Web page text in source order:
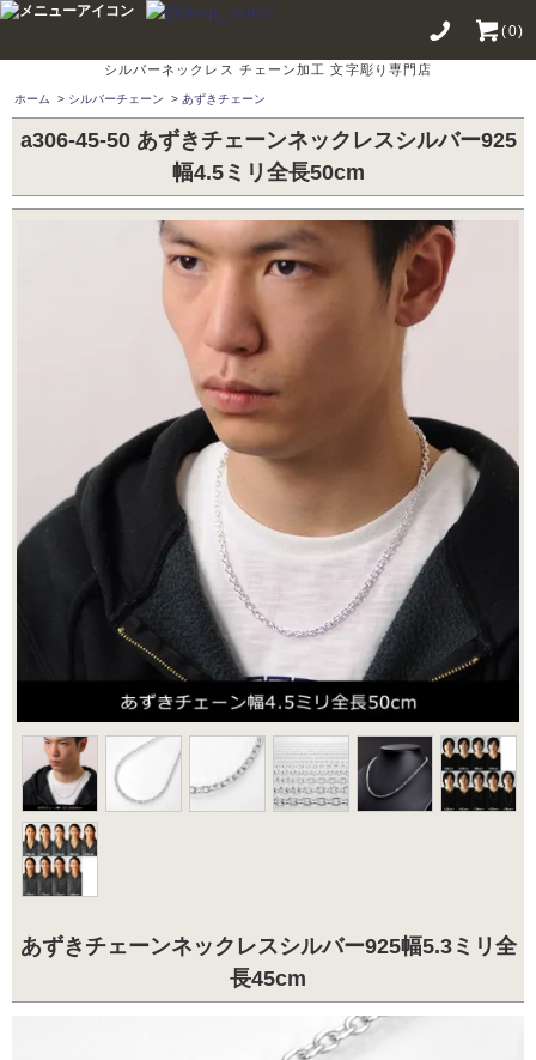
(0)
シルバーネックレス チェーン加工 文字彫り専門店
ホーム > シルバーチェーン > あずきチェーン
a306-45-50 あずきチェーンネックレスシルバー925
幅4.5ミリ全長50cm
あずきチェーンネックレスシルバー925幅5.3ミリ全
長45cm